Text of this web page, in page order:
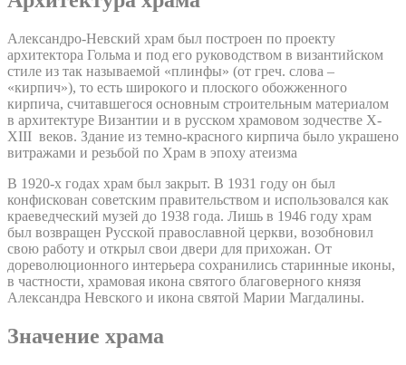
Александро-Невский храм был построен по проекту
архитектора Гольма и под его руководством в византийском
стиле из так называемой «плинфы» (от греч. слова –
«кирпич»), то есть широкого и плоского обожженного
кирпича, считавшегося основным строительным материалом
в архитектуре Византии и в русском храмовом зодчестве X-
XIII веков. Здание из темно-красного кирпича было украшено
витражами и резьбой по Храм в эпоху атеизма
В 1920-х годах храм был закрыт. В 1931 году он был
конфискован советским правительством и использовался как
краеведческий музей до 1938 года. Лишь в 1946 году храм
был возвращен Русской православной церкви, возобновил
свою работу и открыл свои двери для прихожан. От
дореволюционного интерьера сохранились старинные иконы,
в частности, храмовая икона святого благоверного князя
Александра Невского и икона святой Марии Магдалины.
Значение храма